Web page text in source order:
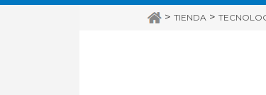
> TIENDA >